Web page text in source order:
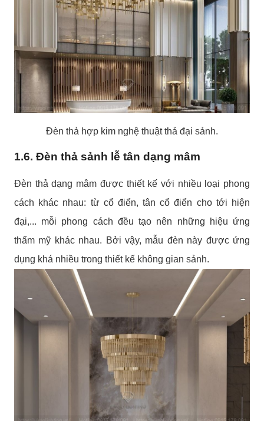
Đèn thả hợp kim nghệ thuật thả đại sảnh.
1.6. Đèn thả sảnh lễ tân dạng mâm
Đèn thả dạng mâm được thiết kế với nhiều loại phong
cách khác nhau: từ cổ điển, tân cổ điển cho tới hiện
đại,... mỗi phong cách đều tạo nên những hiệu ứng
thẩm mỹ khác nhau. Bởi vậy, mẫu đèn này được ứng
dụng khá nhiều trong thiết kế không gian sảnh.